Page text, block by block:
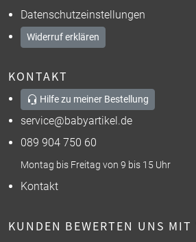
Datenschutzeinstellungen
Widerruf erklären
KONTAKT
Hilfe zu meiner Bestellung
service@babyartikel.de
089 904 750 60
Montag bis Freitag von 9 bis 15 Uhr
Kontakt
KUNDEN BEWERTEN UNS